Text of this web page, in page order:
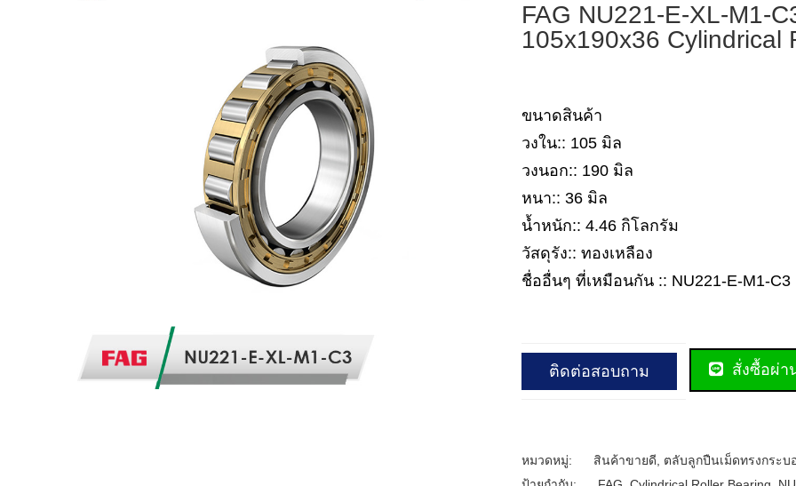
FAG NU221-E-XL-M1-
105x190x36 Cylindrical
ขนาดสินค้า
วงใน:: 105 มิล
วงนอก:: 190 มิล
หนา:: 36 มิล
น้ำหนัก:: 4.46 กิโลกรัม
วัสดุรัง:: ทองเหลือง
ชื่ออื่นๆ ที่เหมือนกัน :: NU221-E-M1-C3
ติดต่อสอบถาม สั่งซื้อผ่า
หมวดหมู่: สินค้าขายดี
ตลับลูกปืนเม็ดทรงกระบ